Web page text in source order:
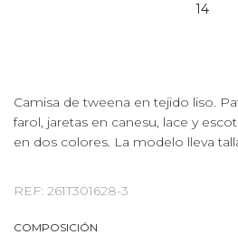
14
Camisa de tweena en tejido liso.
farol, jaretas en canesu, lace y
en dos colores. La modelo lleva
REF: 261T301628-3
COMPOSICIÓN